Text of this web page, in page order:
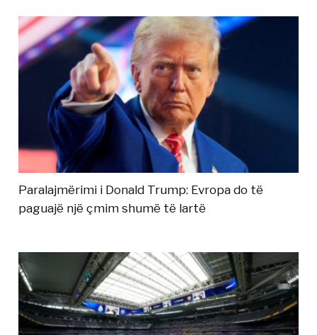
Paralajmërimi i Donald Trump: Evropa do të
paguajë një çmim shumë të lartë